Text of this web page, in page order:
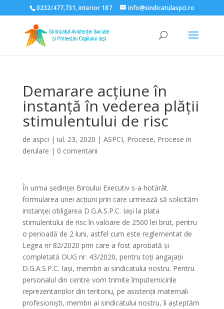
Deschide bara de unelte
0232/477,731, interior 187 info@sindicatulaspci.ro
Demarare acțiune în
instanță în vederea plății
stimulentului de risc
de aspci | iul. 23, 2020 | ASPCI, Procese, Procese in
derulare | 0 comentarii
În urma ședinței Biroului Executiv s-a hotărât
formularea unei acțiuni prin care urmează să solicităm
instanței obligarea D.G.A.S.P.C. Iași la plata
stimulentului de risc în valoare de 2500 lei brut, pentru
o perioadă de 2 luni, astfel cum este reglementat de
Legea nr 82/2020 prin care a fost aprobată și
completată OUG nr. 43/2020, pentru toți angajații
D.G.A.S.P.C. Iași, membri ai sindicatului nostru. Pentru
personalul din centre vom trimite împuternicirile
reprezentanților din teritoriu, pe asistenții maternali
profesioniști, membri ai sindicatului nostru, îi așteptăm